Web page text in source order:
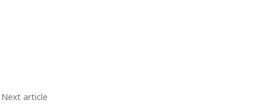
Next article